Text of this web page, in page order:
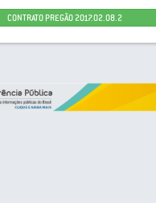
CONTRATO PREGÃO 2017.02.08.2